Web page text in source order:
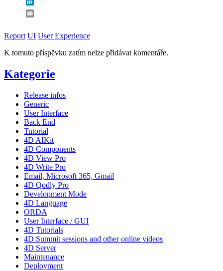
Report UI User Experience
K tomuto příspěvku zatím nelze přidávat komentáře.
Kategorie
Release infos
Generic
User Interface
Back End
Tutorial
4D AIKit
4D Components
4D View Pro
4D Write Pro
Email, Microsoft 365, Gmail
4D Qodly Pro
Development Mode
4D Language
ORDA
User Interface / GUI
4D Tutorials
4D Summit sessions and other online videos
4D Server
Maintenance
Deployment